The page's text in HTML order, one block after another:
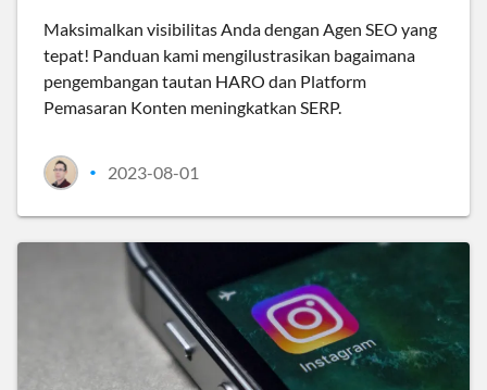
Maksimalkan visibilitas Anda dengan Agen SEO yang
tepat! Panduan kami mengilustrasikan bagaimana
pengembangan tautan HARO dan Platform
Pemasaran Konten meningkatkan SERP.
• 2023-08-01